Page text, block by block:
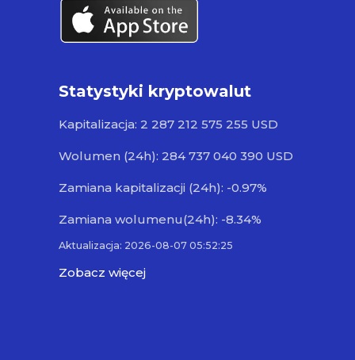
Statystyki kryptowalut
Kapitalizacja: 2 287 212 575 255 USD
Wolumen (24h): 284 737 040 390 USD
Zamiana kapitalizacji (24h): -0.97%
Zamiana wolumenu(24h): -8.34%
Aktualizacja: 2026-08-07 05:52:25
Zobacz więcej